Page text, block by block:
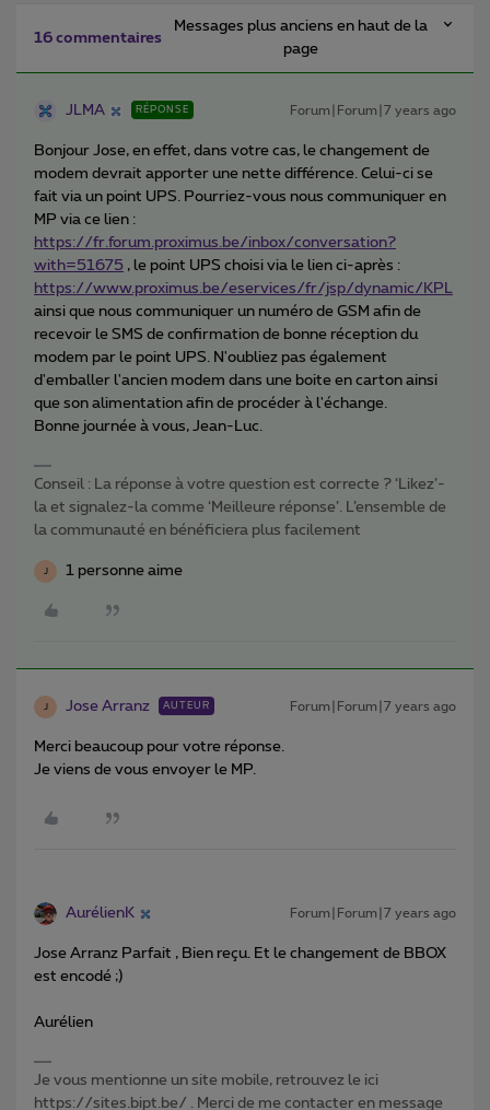
16 commentaires
Messages plus anciens en haut de la
page
JLMA RÉPONSE Forum|Forum|7 years ago
Bonjour Jose, en effet, dans votre cas, le changement de
modem devrait apporter une nette différence. Celui-ci se
fait via un point UPS. Pourriez-vous nous communiquer en
MP via ce lien :
https://fr.forum.proximus.be/inbox/conversation?
with=51675 , le point UPS choisi via le lien ci-après :
https://www.proximus.be/eservices/fr/jsp/dynamic/KPL
ainsi que nous communiquer un numéro de GSM afin de
recevoir le SMS de confirmation de bonne réception du
modem par le point UPS. N'oubliez pas également
d'emballer l'ancien modem dans une boite en carton ainsi
que son alimentation afin de procéder à l'échange.
Bonne journée à vous, Jean-Luc.
Conseil : La réponse à votre question est correcte ? ‘Likez’-
la et signalez-la comme ‘Meilleure réponse’. L’ensemble de
la communauté en bénéficiera plus facilement
1 personne aime
Jose Arranz AUTEUR Forum|Forum|7 years ago
Merci beaucoup pour votre réponse.
Je viens de vous envoyer le MP.
AurélienK Forum|Forum|7 years ago
Jose Arranz Parfait , Bien reçu. Et le changement de BBOX
est encodé ;)
Aurélien
Je vous mentionne un site mobile, retrouvez le ici
https://sites.bipt.be/ . Merci de me contacter en message